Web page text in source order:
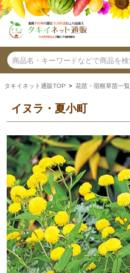
タキイネット通販TOP > 花苗・宿根草苗一覧
イヌラ・夏小町